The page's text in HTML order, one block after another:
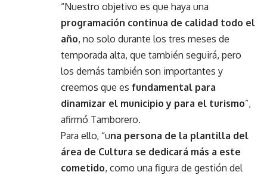
“Nuestro objetivo es que haya una
programación continua de calidad todo el
año, no solo durante los tres meses de
temporada alta, que también seguirá, pero
los demás también son importantes y
creemos que es fundamental para
dinamizar el municipio y para el turismo”,
afirmó Tamborero.
Para ello, “una persona de la plantilla del
área de Cultura se dedicará más a este
cometido, como una figura de gestión del